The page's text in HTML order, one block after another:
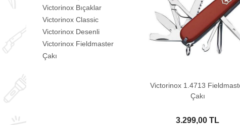
Victorinox Bıçaklar
Victorinox Classic
Victorinox Desenli
Victorinox Fieldmaster
Çakı
Victorinox 1.4713
Çakı
3.299,00 TL